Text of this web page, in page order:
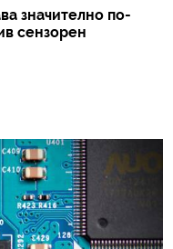
значително по-
сензорен